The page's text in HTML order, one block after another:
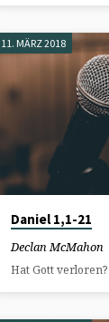
11. MÄRZ 2018
Daniel 1,1-21
Declan McMahon
Hat Gott verloren?